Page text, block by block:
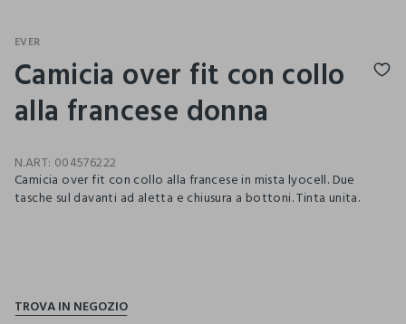
EVER
Camicia over fit con collo
alla francese donna
N.ART: 004576222
Camicia over fit con collo alla francese in mista lyocell. Due
tasche sul davanti ad aletta e chiusura a bottoni. Tinta unita.